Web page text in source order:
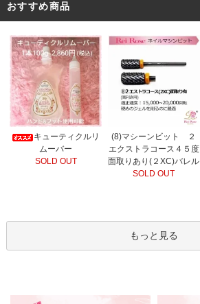
おすすめ商品
キューティクルリ
ムーバー
SOLD OUT
(8)マシーンビット ２
エクストラコース４５度
面取りあり(２XC)バレル
SOLD OUT
もっと見る